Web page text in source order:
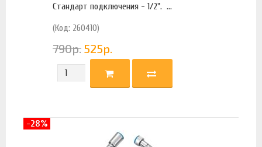
Стандарт подключения - 1/2". ...
(Код: 260410)
790р. 525р.
-28%